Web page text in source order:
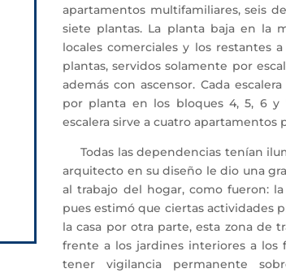
apartamentos multifamiliares, seis
siete plantas. La planta baja en la
locales comerciales y los restantes
plantas, servidos solamente por
además con ascensor. Cada
por planta en los bloques 4, 5, 6 y
escalera sirve a cuatro apartamentos
Todas las dependencias tenían
arquitecto en su diseño le dio una
al trabajo del hogar, como fueron:
pues estimó que ciertas actividades
la casa por otra parte, esta zona de
frente a los jardines interiores a los
tener vigilancia permanente